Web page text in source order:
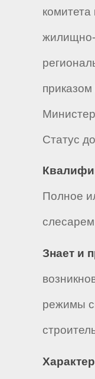
комитета
жилищно-
Статус
Полное
Знает и
режимы